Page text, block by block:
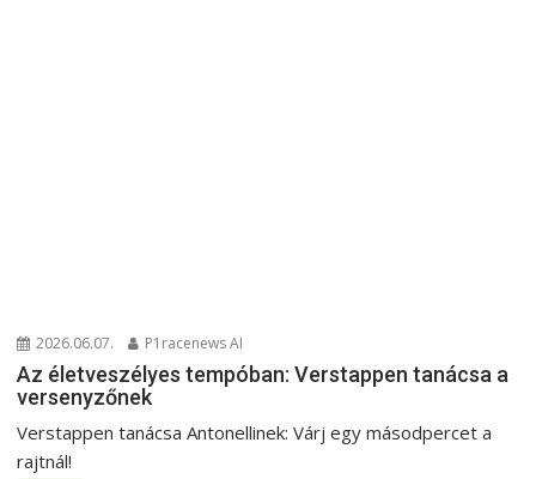
2026.06.07. P1racenews AI
Az életveszélyes tempóban: Verstappen tanácsa a
versenyzőnek
Verstappen tanácsa Antonellinek: Várj egy másodpercet a
rajtnál!